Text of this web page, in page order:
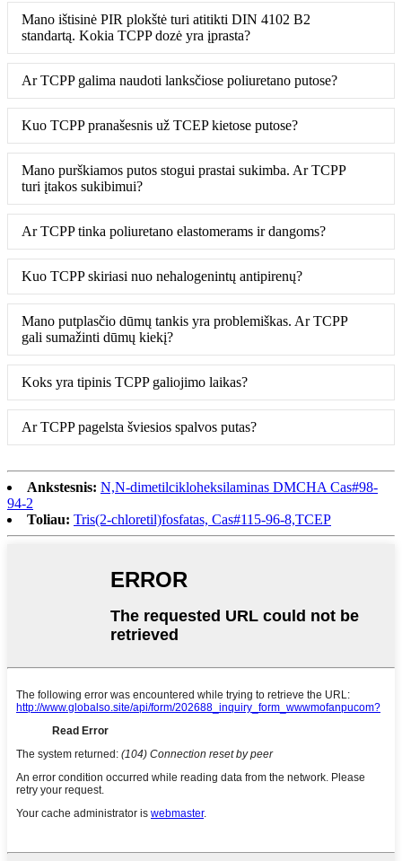
Mano ištisinė PIR plokštė turi atitikti DIN 4102 B2
standartą. Kokia TCPP dozė yra įprasta?
Ar TCPP galima naudoti lanksčiose poliuretano putose?
Kuo TCPP pranašesnis už TCEP kietose putose?
Mano purškiamos putos stogui prastai sukimba. Ar TCPP
turi įtakos sukibimui?
Ar TCPP tinka poliuretano elastomerams ir dangoms?
Kuo TCPP skiriasi nuo nehalogenintų antipirenų?
Mano putplasčio dūmų tankis yra problemiškas. Ar TCPP
gali sumažinti dūmų kiekį?
Koks yra tipinis TCPP galiojimo laikas?
Ar TCPP pagelsta šviesios spalvos putas?
Ankstesnis: N,N-dimetilcikloheksilaminas DMCHA Cas#98-
94-2
Toliau: Tris(2-chloretil)fosfatas, Cas#115-96-8,TCEP